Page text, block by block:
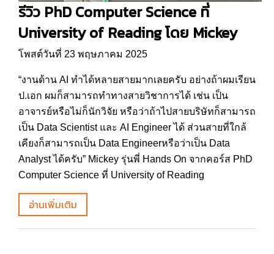
รีวิว PhD Computer Science ที่
University of Reading โดย Mickey
โพสต์วันที่ 23 พฤษภาคม 2025
“งานด้าน AI ทำได้หลายสายมากเลยครับ อย่างถ้าผมเรียน
ป.เอก ผมก็สามารถทำทางสายวิชาการได้ เช่น เป็น
อาจารย์หรือไม่ก็นักวิจัย หรือว่าถ้าไปสายบริษัทก็สามารถ
เป็น Data Scientist และ AI Engineer ได้ ส่วนสายที่ใกล้
เคียงก็สามารถเป็น Data Engineerหรือว่าเป็น Data
Analyst ได้ครับ” Mickey รุ่นพี่ Hands On จากคอร์ส PhD
Computer Science ที่ University of Reading
อ่านเพิ่มเติม